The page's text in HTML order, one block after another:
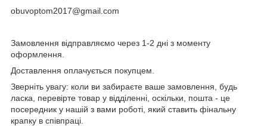
obuvoptom2017@gmail.com
Замовлення відправляємо через 1-2 дні з моменту
оформлення.
Доставлення оплачується покупцем.
Зверніть увагу: коли ви забираєте ваше замовлення, будь
ласка, перевірте товар у відділенні, оскільки, пошта - це
посередник у нашій з вами роботі, який ставить фінальну
крапку в співпраці.